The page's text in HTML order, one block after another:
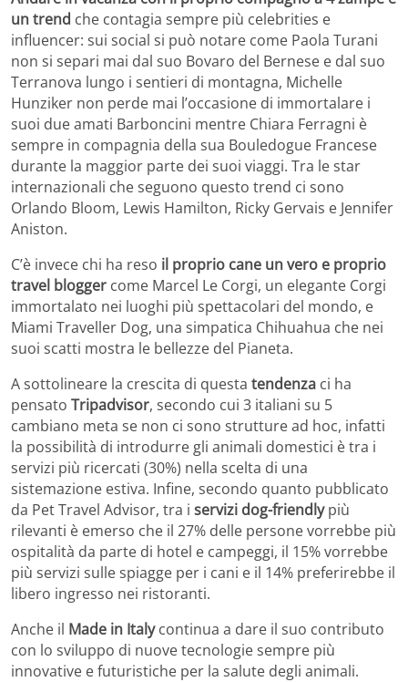
un trend che contagia sempre più celebrities e
influencer: sui social si può notare come Paola Turani
non si separi mai dal suo Bovaro del Bernese e dal suo
Terranova lungo i sentieri di montagna, Michelle
Hunziker non perde mai l’occasione di immortalare i
suoi due amati Barboncini mentre Chiara Ferragni è
sempre in compagnia della sua Bouledogue Francese
durante la maggior parte dei suoi viaggi. Tra le star
internazionali che seguono questo trend ci sono
Orlando Bloom, Lewis Hamilton, Ricky Gervais e Jennifer
Aniston.
C’è invece chi ha reso il proprio cane un vero e proprio
travel blogger come Marcel Le Corgi, un elegante Corgi
immortalato nei luoghi più spettacolari del mondo, e
Miami Traveller Dog, una simpatica Chihuahua che nei
suoi scatti mostra le bellezze del Pianeta.
A sottolineare la crescita di questa tendenza ci ha
pensato Tripadvisor, secondo cui 3 italiani su 5
cambiano meta se non ci sono strutture ad hoc, infatti
la possibilità di introdurre gli animali domestici è tra i
servizi più ricercati (30%) nella scelta di una
sistemazione estiva. Infine, secondo quanto pubblicato
da Pet Travel Advisor, tra i servizi dog-friendlypiù
rilevanti è emerso che il 27% delle persone vorrebbe più
ospitalità da parte di hotel e campeggi, il 15% vorrebbe
più servizi sulle spiagge per i cani e il 14% preferirebbe il
libero ingresso nei ristoranti.
Anche il Made in Italycontinua a dare il suo contributo
con lo sviluppo di nuove tecnologie sempre più
innovative e futuristiche per la salute degli animali.